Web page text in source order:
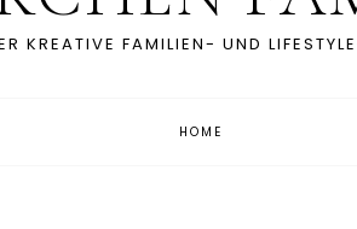
KREATIVE FAMILIEN- UND
HOME